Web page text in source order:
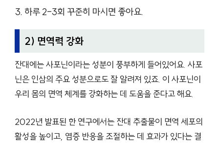
하루 2-3회 꾸준히 마시면 좋아요.
2) 면역력 강화
잔대에는 사포닌이라는 성분이 풍부하게 들어있어요. 사포
닌은 인삼의 주요 성분으로도 잘 알려져 있죠. 이 사포닌이
우리 몸의 면역 체계를 강화하는 데 도움을 준다고 해요.
2022년 발표된 한 연구에서는 잔대 추출물이 면역 세포의
활성을 높이고, 염증 반응을 조절하는 데 효과가 있다는 결